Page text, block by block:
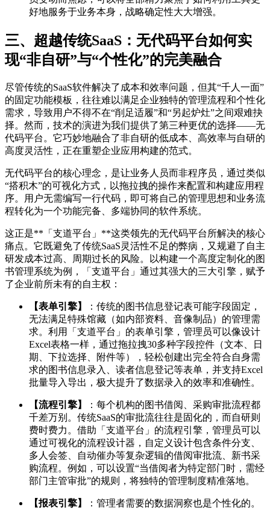
好地服务于业务本身，战略确定性大大增强。
三、超越传统SaaS：无代码平台如何实
现“非自研”与“个性化”的完美融合
尽管传统的SaaS软件解决了成本和效率问题，但其“千人一面”
的固定功能模板，往往难以满足企业独特的管理流程和个性化
需求，导致用户不得不在“削足适履”和“另起炉灶”之间艰难抉
择。然而，技术的演进为我们提供了第三种更优的选择——无
代码平台。它巧妙地融合了非自研的低成本、高效率与自研的
高度灵活性，正在重塑企业应用构建的范式。
无代码平台的核心理念，是让业务人员而非程序员，通过类似
“搭积木”的可视化方式，以拖拉拽的操作来配置和构建应用程
序。用户无需编写一行代码，即可将自己的管理思想和业务流
程转化为一个功能完备、多端协同的软件系统。
这正是**「支道平台」**这类领先的无代码平台所解决的核心
痛点。它既避免了传统SaaS灵活性不足的弊病，又规避了自主
研发成本过高、周期过长的风险。以构建一个高度定制化的图
书管理系统为例，「支道平台」通过其强大的三大引擎，赋予
了企业前所未有的自主权：
【表单引擎】
：传统的图书信息登记表可能字段固定，
无法满足特殊馆藏（如内部资料、音像制品）的管理需
求。利用「支道平台」的表单引擎，管理员可以像设计
Excel表格一样，通过拖拉拽30多种字段控件（文本、日
期、下拉选择、附件等），轻松创建出完全符合自身需
求的图书信息录入、读者信息登记等表单，并支持Excel
批量导入导出，极大提升了数据录入的效率和准确性。
【流程引擎】
：每个机构的图书借阅、采购审批流程都
千差万别。传统SaaS的审批流往往是固化的，而自研则
费时费力。借助「支道平台」的流程引擎，管理员可以
通过可视化的流程设计器，自定义设计包含条件分支、
多人会签、自动催办等复杂逻辑的借阅审批流、新书采
购流程。例如，可以设置“当借阅者为特定部门时，需经
部门主管审批”的规则，将独特的管理制度精准落地。
【报表引擎】
：管理者需要的数据洞察也是个性化的。